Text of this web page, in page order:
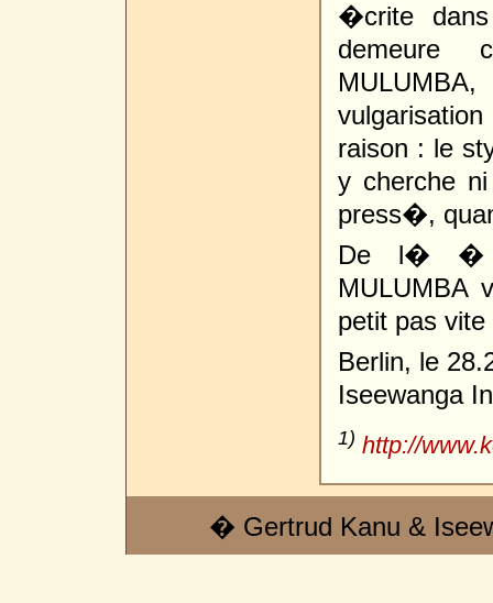
�crite
demeure
raison : le
y cherche
press�,
De l� �
MULUMBA
petit pas
Berlin, le
Iseewanga
1) http://
� Gertrud Kanu &